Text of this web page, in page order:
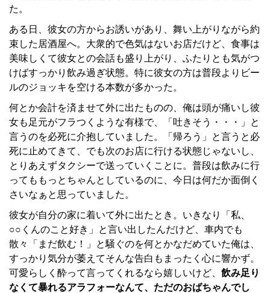
た。
ある日、彼女の方からお誘いがあり、舞い上がりながら約
束した居酒屋へ。大衆的で色気はないお店だけど、食事は
美味しくて彼女との会話も盛り上がり、ふたりとも気がつ
けばすっかり飲み過ぎ状態。特に彼女の方は普段よりビー
ルのジョッキを空ける本数が多かった。
何とか会計を済ませて外に出たものの、俺は頭が痛いし彼
女も足元がフラつくような有様で、「吐きそう・・・」と
言うのを必死に介抱していました。「帰ろう」と言うと必
死に止めてきて、でも次のお店に行ける状態じゃないし、
とりあえずタクシーで送っていくことに。普段は飲みに行
ってももっとちゃんとしているのに、今日は何だか面倒く
さいなぁと思っていました。
彼女が自分の家に着いて外に出たとき。いきなり「私、
○○くんのこと好き」と言い出したんだけど、車内でも
散々「まだ飲む！」と騒ぐのを何とかなだめていた俺は、
すっかり気分が萎えてそんな告白もまったく心に響かず。
可愛らしく酔って言ってくれるなら嬉しいけど、 飲み足り
なくて暴れるアラフォーなんて、ただのおばちゃんでし